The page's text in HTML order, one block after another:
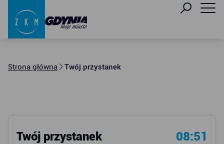
Strona główna Twój przystanek
Twój przystanek 08:51